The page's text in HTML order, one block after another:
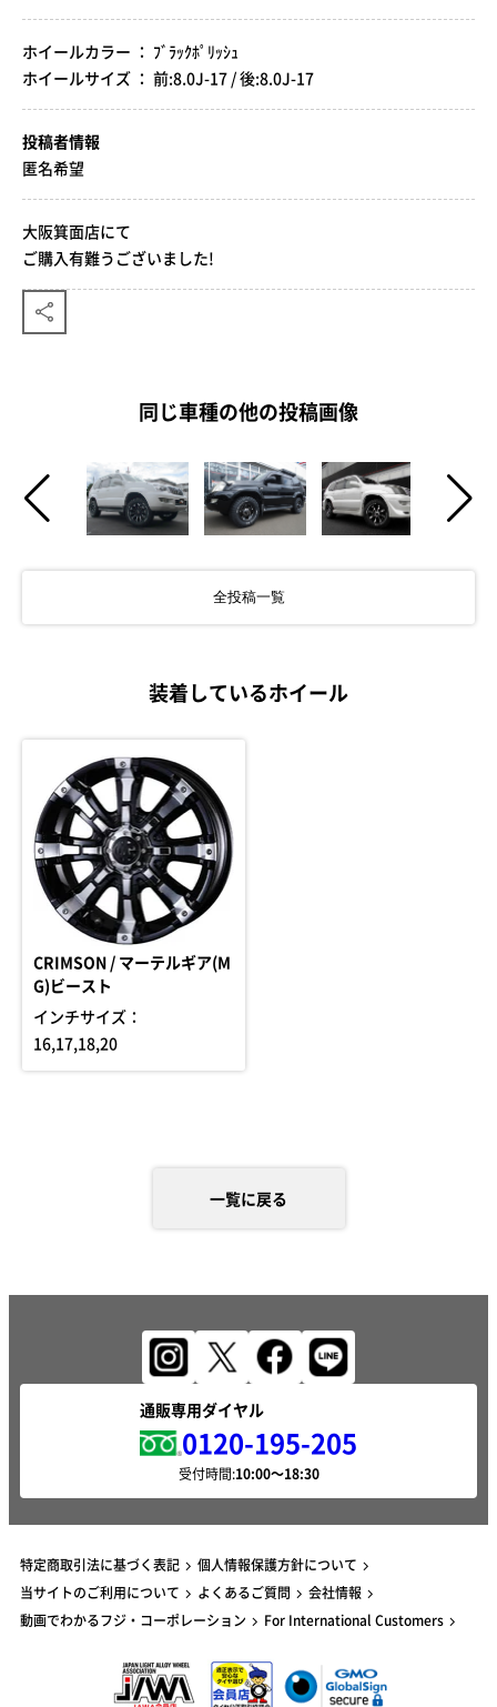
ホイールカラー ： ﾌﾞﾗｯｸﾎﾟﾘｯｼｭ
ホイールサイズ ： 前:8.0J-17 / 後:8.0J-17
投稿者情報
匿名希望
大阪箕面店にて
ご購入有難うございました!
同じ車種の他の投稿画像
全投稿一覧
装着しているホイール
CRIMSON / マーテルギア(M
G)ビースト
インチサイズ：
16,17,18,20
一覧に戻る
通販専用ダイヤル
0120-195-205
受付時間:
特定商取引法に基づく表記
個人情報保護方針について
当サイトのご利用について
よくあるご質問
会社情報
動画でわかるフジ・コーポレーション
For International Customers